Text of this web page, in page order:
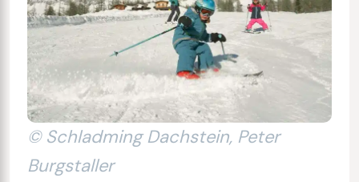
© Schladming Dachstein, Peter
Burgstaller